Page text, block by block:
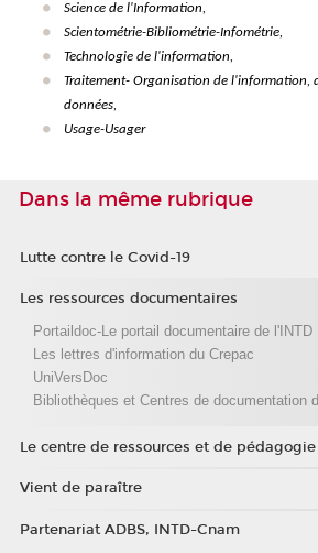
Science de l'Information,
Scientométrie-Bibliométrie-Infométrie,
Technologie de l'information,
Traitement- Organisation de l'information,
données,
Usage-Usager
Dans la même rubrique
Lutte contre le Covid-19
Les ressources documentaires
Portaildoc-Le portail documentaire de l'INTD
Les lettres d'information du Crepac
UniVersDoc
Bibliothèques et Centres de documentation
Le centre de ressources et de
Vient de paraître
Partenariat ADBS, INTD-Cnam